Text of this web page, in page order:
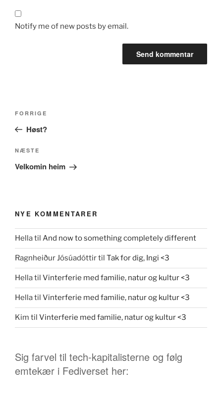
Notify me of new posts by email.
Forrige
indlæg
FORRIGE
Høst?
Næste
indlæg
NÆSTE
Velkomin heim
NYE KOMMENTARER
Hellatil And now to something completely different
Ragnheiður Jósúadóttirtil Tak for dig, Ingi <3
Hellatil Vinterferie med familie, natur og kultur <3
Hellatil Vinterferie med familie, natur og kultur <3
Kim til Vinterferie med familie, natur og kultur <3
Sig farvel til tech-kapitalisterne og følg
emtekær i Fediverset her: